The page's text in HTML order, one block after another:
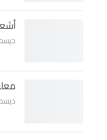
ديسمبر
ديسمبر